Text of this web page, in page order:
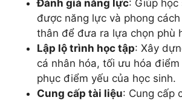
Đánh giá năng lực: Giúp
được năng lực và phong
thân để đưa ra lựa chọn phù
Lập lộ trình học tập: Xây
cá nhân hóa, tối ưu hóa
phục điểm yếu của học sinh.
Cung cấp tài liệu: Cung cấp